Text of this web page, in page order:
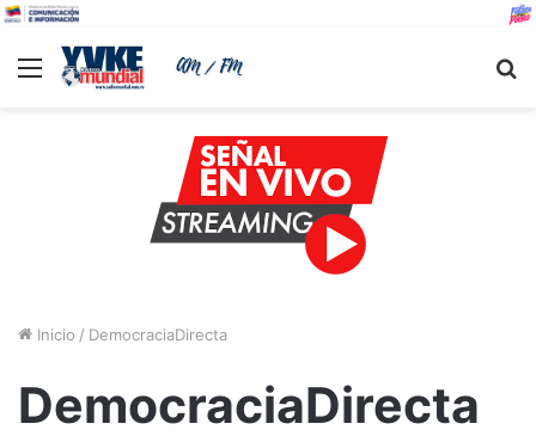
Menu
Inicio / DemocraciaDirecta
DemocraciaDirecta